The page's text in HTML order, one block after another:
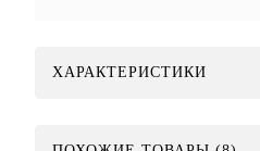
ХАРАКТЕРИСТИКИ